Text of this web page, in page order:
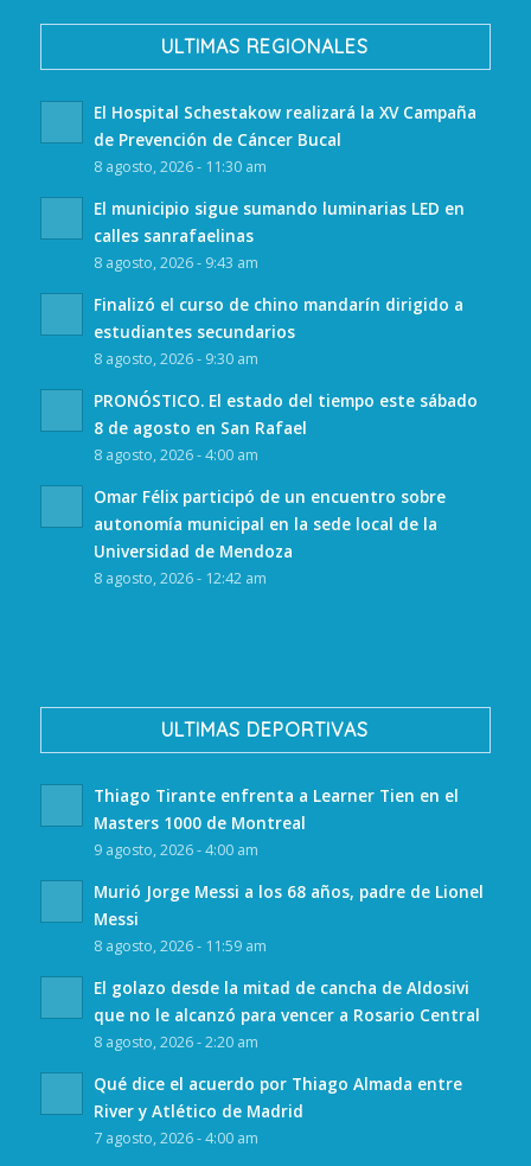
ULTIMAS REGIONALES
El Hospital Schestakow realizará la XV Campaña
de Prevención de Cáncer Bucal
8 agosto, 2026 - 11:30 am
El municipio sigue sumando luminarias LED en
calles sanrafaelinas
8 agosto, 2026 - 9:43 am
Finalizó el curso de chino mandarín dirigido a
estudiantes secundarios
8 agosto, 2026 - 9:30 am
PRONÓSTICO. El estado del tiempo este sábado
8 de agosto en San Rafael
8 agosto, 2026 - 4:00 am
Omar Félix participó de un encuentro sobre
autonomía municipal en la sede local de la
Universidad de Mendoza
8 agosto, 2026 - 12:42 am
ULTIMAS DEPORTIVAS
Thiago Tirante enfrenta a Learner Tien en el
Masters 1000 de Montreal
9 agosto, 2026 - 4:00 am
Murió Jorge Messi a los 68 años, padre de Lionel
Messi
8 agosto, 2026 - 11:59 am
El golazo desde la mitad de cancha de Aldosivi
que no le alcanzó para vencer a Rosario Central
8 agosto, 2026 - 2:20 am
Qué dice el acuerdo por Thiago Almada entre
River y Atlético de Madrid
7 agosto, 2026 - 4:00 am